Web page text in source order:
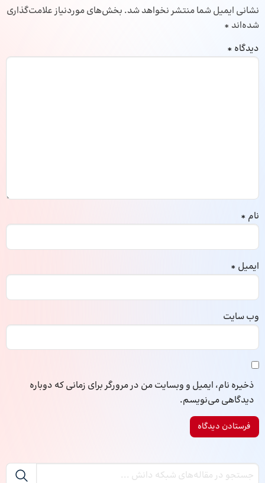
نشانی ایمیل شما منتشر نخواهد شد. بخش‌های موردنیاز علامت‌گذاری
شده‌اند *
دیدگاه *
نام *
ایمیل *
وب‌ سایت
ذخیره نام، ایمیل و وبسایت من در مرورگر برای زمانی که دوباره
دیدگاهی می‌نویسم.